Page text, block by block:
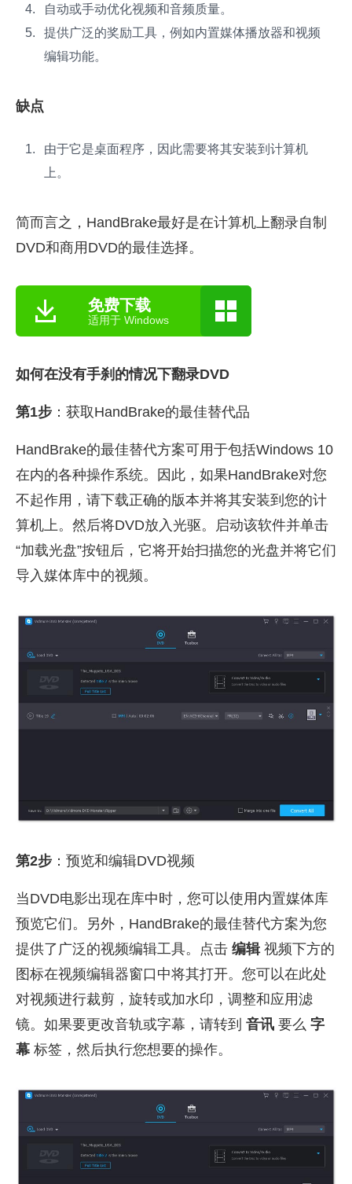
自动或手动优化视频和音频质量。
提供广泛的奖励工具，例如内置媒体播放器和视频
编辑功能。
缺点
由于它是桌面程序，因此需要将其安装到计算机
上。
简而言之，HandBrake最好是在计算机上翻录自制
DVD和商用DVD的最佳选择。
免费下载
适用于 Windows
如何在没有手刹的情况下翻录DVD
第1步 ：获取HandBrake的最佳替代品
HandBrake的最佳替代方案可用于包括Windows 10
在内的各种操作系统。因此，如果HandBrake对您
不起作用，请下载正确的版本并将其安装到您的计
算机上。然后将DVD放入光驱。启动该软件并单击
“加载光盘”按钮后，它将开始扫描您的光盘并将它们
导入媒体库中的视频。
第2步 ：预览和编辑DVD视频
当DVD电影出现在库中时，您可以使用内置媒体库
预览它们。另外，HandBrake的最佳替代方案为您
提供了广泛的视频编辑工具。点击 编辑视频下方的
图标在视频编辑器窗口中将其打开。您可以在此处
对视频进行裁剪，旋转或加水印，调整和应用滤
镜。如果要更改音轨或字幕，请转到 音讯 要么 字
幕 标签，然后执行您想要的操作。